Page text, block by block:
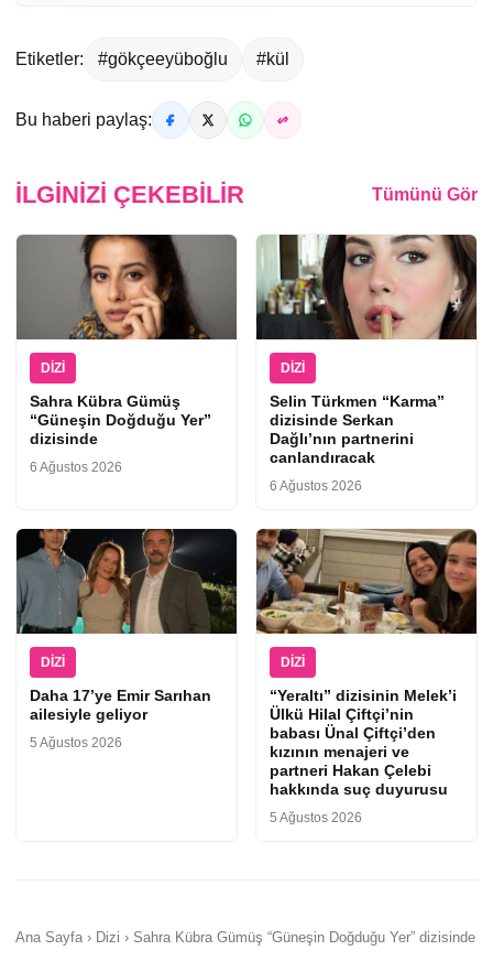
Etiketler: #gökçeeyüboğlu #kül
Bu haberi paylaş:
İLGINIZI ÇEKEBILIR Tümünü Gör
DIZI
Sahra Kübra Gümüş
“Güneşin Doğduğu Yer”
dizisinde
6 Ağustos 2026
DIZI
Selin Türkmen “Karma”
dizisinde Serkan
Dağlı’nın partnerini
canlandıracak
6 Ağustos 2026
DIZI
Daha 17’ye Emir Sarıhan
ailesiyle geliyor
5 Ağustos 2026
DIZI
“Yeraltı” dizisinin Melek’i
Ülkü Hilal Çiftçi’nin
babası Ünal Çiftçi’den
kızının menajeri ve
partneri Hakan Çelebi
hakkında suç duyurusu
5 Ağustos 2026
Ana Sayfa › Dizi › Sahra Kübra Gümüş “Güneşin Doğduğu Yer” dizisinde